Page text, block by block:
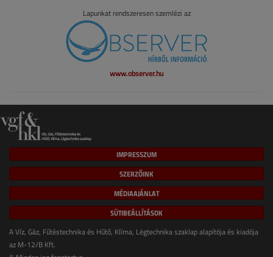
Lapunkat rendszeresen szemlézi az
www.observer.hu
IMPRESSZUM
SZERZŐINK
MÉDIAAJÁNLAT
SÜTIBEÁLLÍTÁSOK
A Víz, Gáz, Fűtéstechnika és Hűtő, Klíma, Légtechnika szaklap alapítója és kiadója
az M-12/B Kft.